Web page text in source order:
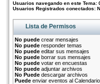
Usuarios navegando en este
Usuarios Registrados conectados:
Lista de Permisos
No puede crear mensajes
No puede responder temas
No puede editar sus mensajes
No puede borrar sus mensajes
No puede votar en encuestas
No puede adjuntar archivos
No Puede descargar archivos
Puede enviar eventos al Calendario